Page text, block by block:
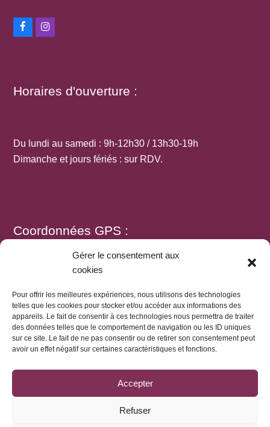
Gérer le consentement aux
cookies
Pour offrir les meilleures expériences, nous utilisons des technologies
telles que les cookies pour stocker et/ou accéder aux informations des
appareils. Le fait de consentir à ces technologies nous permettra de traiter
des données telles que le comportement de navigation ou les ID uniques
sur ce site. Le fait de ne pas consentir ou de retirer son consentement peut
avoir un effet négatif sur certaines caractéristiques et fonctions.
Accepter
Refuser
FacebookInstagram
Horaires d'ouverture :
Du lundi au samedi : 9h-12h30 / 13h30-19h
Dimanche et jours fériés : sur RDV.
Coordonnées GPS :
2026 - Domaine Rondeau -Mentions légales-Conditions
Site créé par